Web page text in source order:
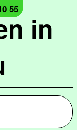
in
55